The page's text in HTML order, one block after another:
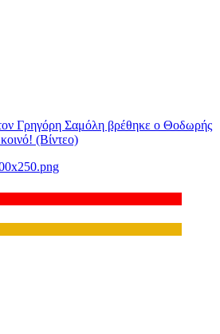
Γρηγόρη Σαμόλη βρέθηκε ο Θοδωρής
(Βίντεο)